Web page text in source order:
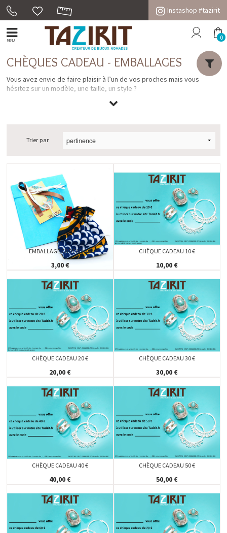
Instashop #tazirit
MENU 0
CHÈQUES CADEAU - EMBALLAGES
Vous avez envie de faire plaisir à l’un de vos proches mais vous
hésitez sur un modèle, une taille, un style ?
Choisissez le chèque cadeau, simple et pratique, adressé par mail ou
réalisées à partir de chutes de pagne.
Trier par
EMBALLAGE CADEAU 3 €
3,00 €
CHÈQUE CADEAU 10 €
10,00 €
CHÈQUE CADEAU 20 €
20,00 €
CHÈQUE CADEAU 30 €
30,00 €
CHÈQUE CADEAU 40 €
40,00 €
CHÈQUE CADEAU 50 €
50,00 €